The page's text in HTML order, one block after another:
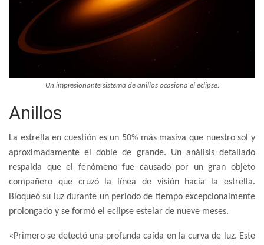
Un impresionante sistema de anillos ocasiona el eclipse.
Anillos
La estrella en cuestión es un 50% más masiva que nuestro sol y
aproximadamente el doble de grande. Un análisis detallado
respalda que el fenómeno fue causado por un gran objeto
compañero que cruzó la línea de visión hacia la estrella.
Bloqueó su luz durante un periodo de tiempo excepcionalmente
prolongado y se formó el eclipse estelar de nueve meses.
«Primero se detectó una profunda caída en la curva de luz. Este